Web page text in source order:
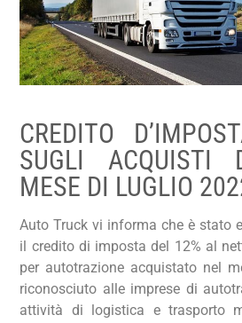
CREDITO
SUGLI ACQUISTI
MESE DI LUGLIO
Auto Truck vi informa che è stato
il credito di imposta del 12% al
per autotrazione acquistato nel
riconosciuto alle imprese di
attività di logistica e trasporto